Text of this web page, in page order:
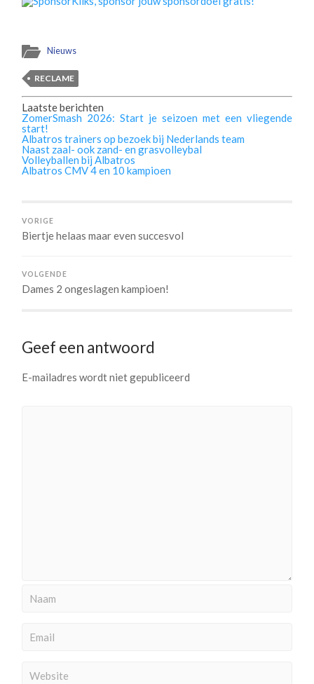
Nieuws
RECLAME
Laatste berichten
ZomerSmash 2026: Start je seizoen met een vliegende
start!
Albatros trainers op bezoek bij Nederlands team
Naast zaal- ook zand- en grasvolleybal
Volleyballen bij Albatros
Albatros CMV 4 en 10 kampioen
VORIGE
Biertje helaas maar even succesvol
VOLGENDE
Dames 2 ongeslagen kampioen!
Geef een antwoord
E-mailadres wordt niet gepubliceerd